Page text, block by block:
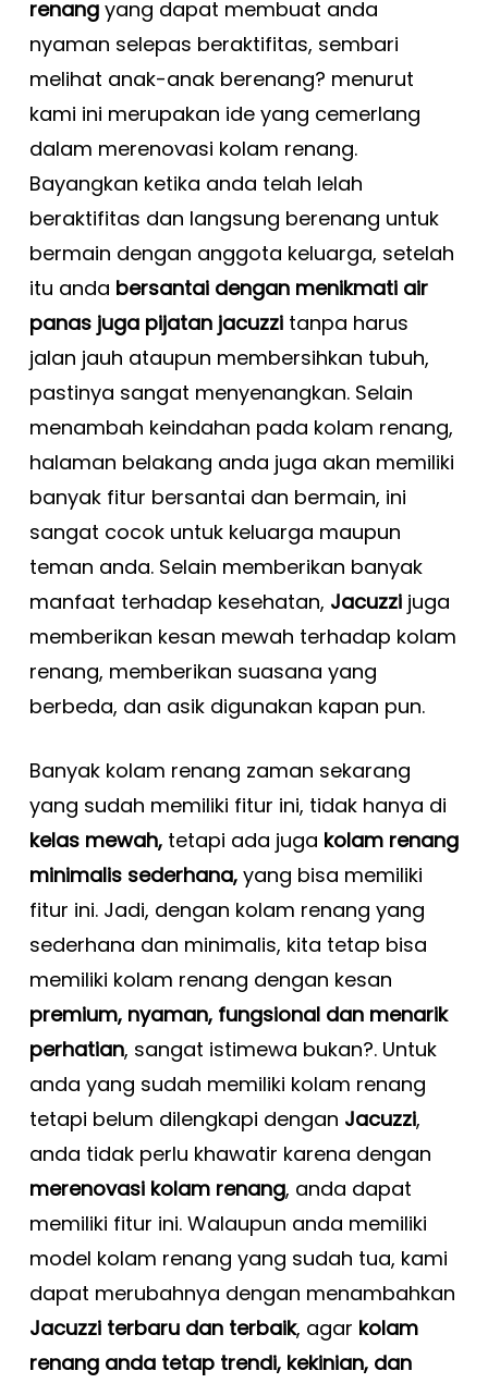
renangyang dapat membuat anda
nyaman selepas beraktifitas, sembari
melihat anak-anak berenang? menurut
kami ini merupakan ide yang cemerlang
dalam merenovasi kolam renang.
Bayangkan ketika anda telah lelah
beraktifitas dan langsung berenang untuk
bermain dengan anggota keluarga, setelah
itu anda bersantai dengan menikmati air
panas juga pijatan jacuzzitanpa harus
jalan jauh ataupun membersihkan tubuh,
pastinya sangat menyenangkan. Selain
menambah keindahan pada kolam renang,
halaman belakang anda juga akan memiliki
banyak fitur bersantai dan bermain, ini
sangat cocok untuk keluarga maupun
teman anda. Selain memberikan banyak
manfaat terhadap kesehatan, Jacuzzijuga
memberikan kesan mewah terhadap kolam
renang, memberikan suasana yang
berbeda, dan asik digunakan kapan pun.
Banyak kolam renang zaman sekarang
yang sudah memiliki fitur ini, tidak hanya di
kelas mewah,tetapi ada juga kolam renang
minimalis sederhana,yang bisa memiliki
fitur ini. Jadi, dengan kolam renang yang
sederhana dan minimalis, kita tetap bisa
memiliki kolam renang dengan kesan
premium, nyaman, fungsional dan menarik
perhatian, sangat istimewa bukan?. Untuk
anda yang sudah memiliki kolam renang
tetapi belum dilengkapi dengan Jacuzzi,
anda tidak perlu khawatir karena dengan
merenovasi kolam renang, anda dapat
memiliki fitur ini. Walaupun anda memiliki
model kolam renang yang sudah tua, kami
dapat merubahnya dengan menambahkan
Jacuzzi terbaru dan terbaik, agar kolam
renang anda tetap trendi, kekinian, dan